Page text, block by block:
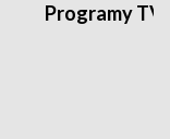
Programy